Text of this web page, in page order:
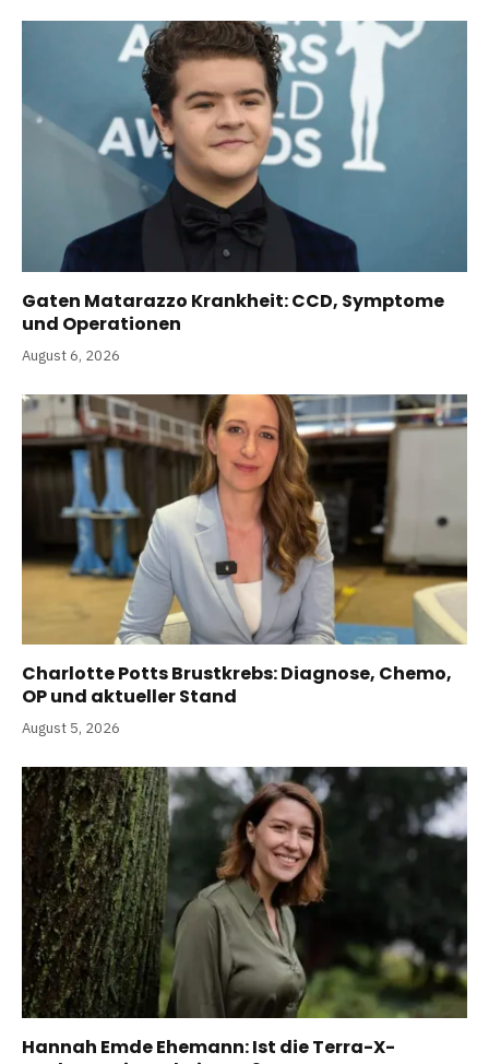
Gaten Matarazzo Krankheit: CCD, Symptome
und Operationen
August 6, 2026
Charlotte Potts Brustkrebs: Diagnose, Chemo,
OP und aktueller Stand
August 5, 2026
Hannah Emde Ehemann: Ist die Terra-X-